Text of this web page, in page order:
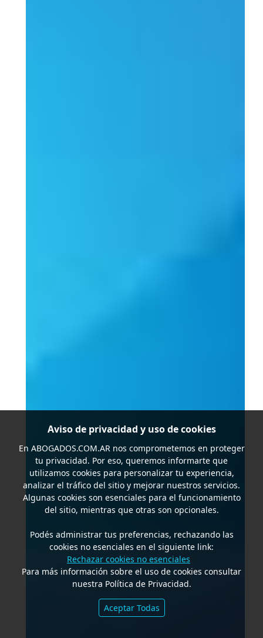
Aviso de privacidad y uso de cookies
En ABOGADOS.COM.ARnos comprometemos en proteger
tu privacidad. Por eso, queremos informarte que
utilizamos cookies para personalizar tu experiencia,
analizar el tráfico del sitio y mejorar nuestros servicios.
Algunas cookies son esenciales para el funcionamiento
del sitio, mientras que otras son opcionales.
Podés administrar tus preferencias, rechazando las
cookies no esenciales en el siguiente link:
Rechazar cookies no esenciales
Para más información sobre el uso de cookies consultar
nuestra Política de Privacidad.
Aceptar Todas